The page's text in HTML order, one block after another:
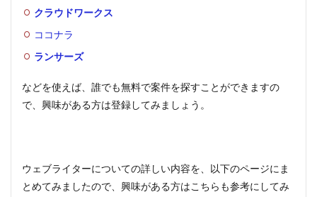
クラウドワークス
ココナラ
ランサーズ
などを使えば、誰でも無料で案件を探すことができますの
で、興味がある方は登録してみましょう。
ウェブライターについての詳しい内容を、以下のページにま
とめてみましたので、興味がある方はこちらも参考にしてみ